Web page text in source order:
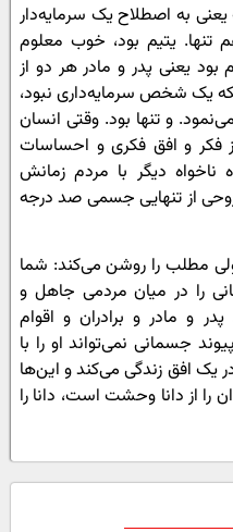
به اصطلاح یک سرمایه‌دار
تنها. یتیم بود، خوب معلوم
یعنى پدر و مادر هر دو از
یک شخص سرمایه‌دارى نبود،
و تنها بود. وقتى انسان
فکر و افق فکرى و احساسات
دیگر با مردم زمانش
روحى از تنهایى جسمى صد درجه
مطلب را روشن مى‌کند: شما
را در میان مردمى جاهل و
و مادر و برادران و اقوام
جسمانى نمى‌تواند او را با
یک افق زندگى مى‌کند و این‌ها
را از دانا وحشت است، دانا را